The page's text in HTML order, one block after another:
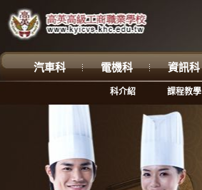
汽車科 電機科 資訊科
科介紹 課程教學